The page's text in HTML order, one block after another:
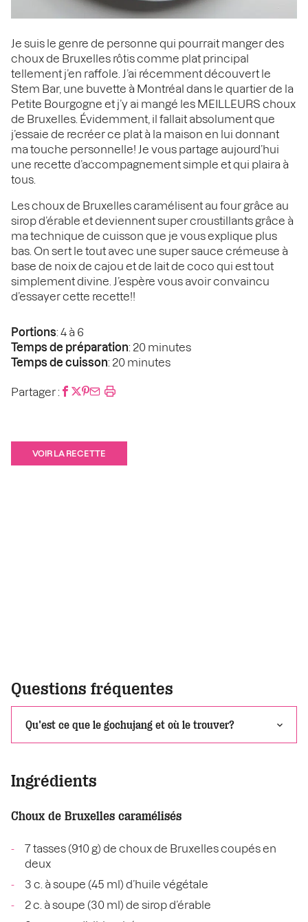
Je suis le genre de personne qui pourrait manger des
choux de Bruxelles rôtis comme plat principal
tellement j’en raffole. J’ai récemment découvert le
Stem Bar, une buvette à Montréal dans le quartier de la
Petite Bourgogne et j’y ai mangé les MEILLEURS choux
de Bruxelles. Évidemment, il fallait absolument que
j’essaie de recréer ce plat à la maison en lui donnant
ma touche personnelle! Je vous partage aujourd’hui
une recette d’accompagnement simple et qui plaira à
tous.
Les choux de Bruxelles caramélisent au four grâce au
sirop d’érable et deviennent super croustillants grâce à
ma technique de cuisson que je vous explique plus
bas. On sert le tout avec une super sauce crémeuse à
base de noix de cajou et de lait de coco qui est tout
simplement divine. J’espère vous avoir convaincu
d’essayer cette recette!!
Portions: 4 à 6
Temps de préparation: 20 minutes
Temps de cuisson: 20 minutes
Partager :
VOIR LA RECETTE
Questions fréquentes
Qu'est ce que le gochujang et où le trouver?
Ingrédients
Choux de Bruxelles caramélisés
7 tasses (910 g) de choux de Bruxelles coupés en
deux
3 c. à soupe (45 ml) d’huile végétale
2 c. à soupe (30 ml) de sirop d’érable